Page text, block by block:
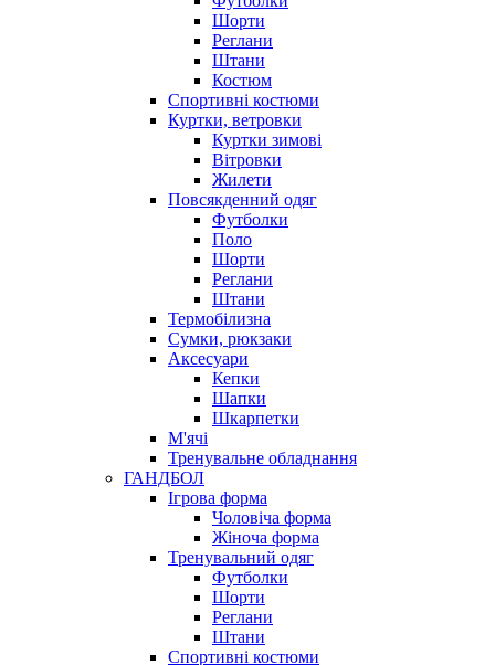
Шорти
Реглани
Штани
Костюм
Спортивні костюми
Куртки, ветровки
Куртки зимові
Вітровки
Жилети
Повсякденний одяг
Футболки
Поло
Шорти
Реглани
Штани
Термобілизна
Сумки, рюкзаки
Аксесуари
Кепки
Шапки
Шкарпетки
М'ячі
Тренувальне обладнання
ГАНДБОЛ
Ігрова форма
Чоловіча форма
Жіноча форма
Тренувальний одяг
Футболки
Шорти
Реглани
Штани
Спортивні костюми